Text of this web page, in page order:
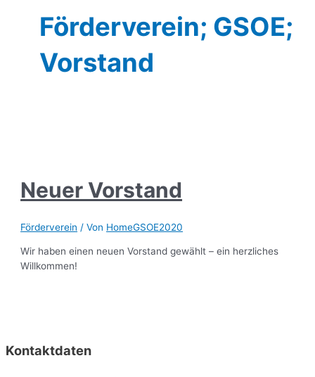
Förderverein; GSOE;
Vorstand
Neuer Vorstand
Förderverein / Von HomeGSOE2020
Wir haben einen neuen Vorstand gewählt – ein herzliches
Willkommen!
Kontaktdaten